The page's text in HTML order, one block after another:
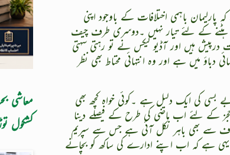
باہمی اختلافات کے باوجود اپنی
کے لئے تیار نہیں ۔دوسری طرف چیف
ہیں اور آڈیو لیکس نے تو رہتی سہتی
میں ہے اور وہ انتہائی محتاط بھی نظر
بے بسی کی ایک دلیل ہے ۔کوئی خواہ کچھ بھی
کے لئے اب ماضی کی طرح کے فیصلے دینا
سے بھی باہر نکل آئی ہے جس سے سپریم
یہی ہے کہ اب اپنے ادارے کی ساکھ کو بچانے
معاشی
کشکول